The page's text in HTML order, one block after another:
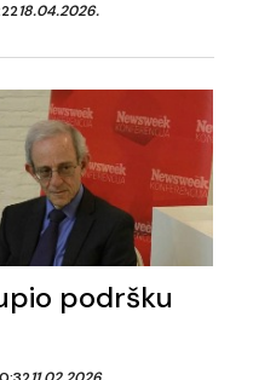
18.04.2026.
podršku